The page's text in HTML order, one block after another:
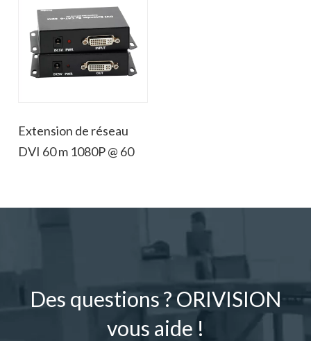
visualisation professionnelles nécessitant une
distribution DVI fiable.
Extension de réseau
DVI 60 m 1080P @ 60
Des questions ? ORIVISION
vous aide !